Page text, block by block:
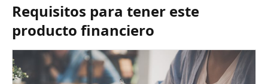
Requisitos para tener este
producto financiero